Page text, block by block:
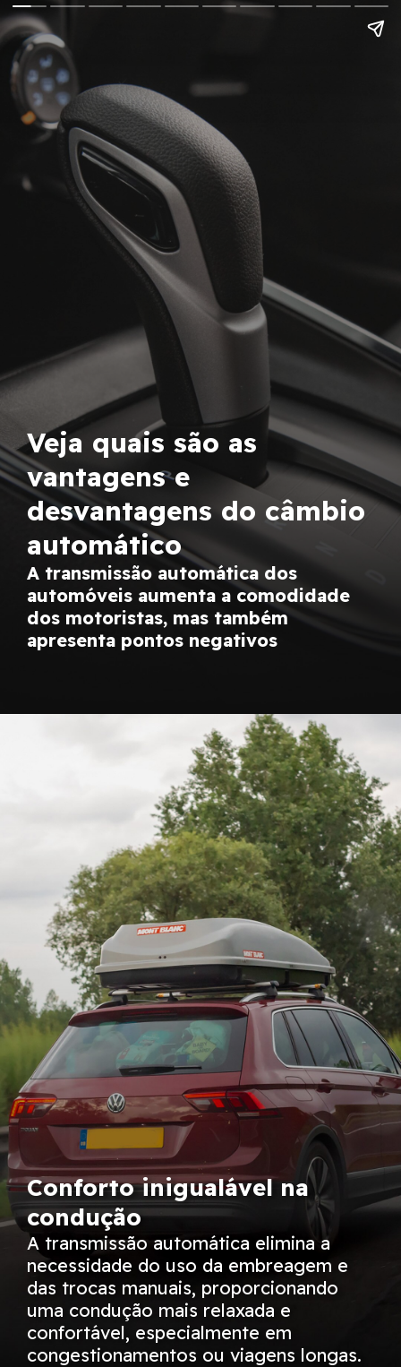
Veja quais são as
vantagens e
desvantagens do câmbio
automático
A transmissão automática dos
automóveis aumenta a comodidade
dos motoristas, mas também
apresenta pontos negativos
Conforto inigualável na
condução
A transmissão automática elimina a
necessidade do uso da embreagem e
das trocas manuais, proporcionando
uma condução mais relaxada e
confortável, especialmente em
congestionamentos ou viagens longas.